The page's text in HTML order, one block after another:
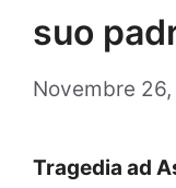
suo
Novembre
Tragedia ad